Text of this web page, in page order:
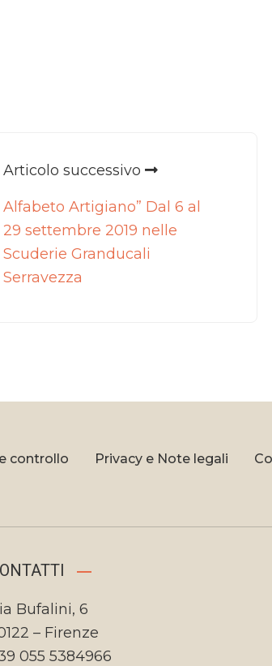
Articolo successivo
Alfabeto Artigiano” Dal 6 al
29 settembre 2019 nelle
Scuderie Granducali
Serravezza
controllo Privacy e Note legali
Bufalini, 6
– Firenze
055 5384966